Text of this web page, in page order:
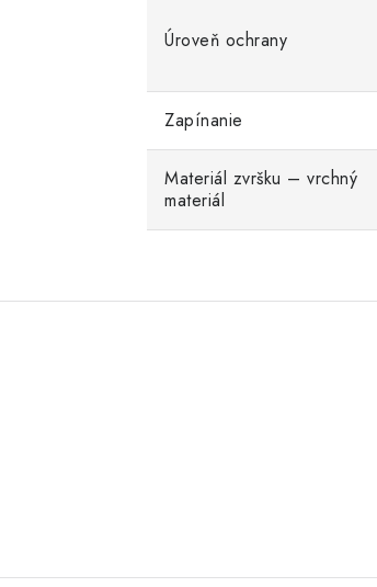
Úroveň ochrany
Zapínanie
Materiál zvršku – vrchný
materiál